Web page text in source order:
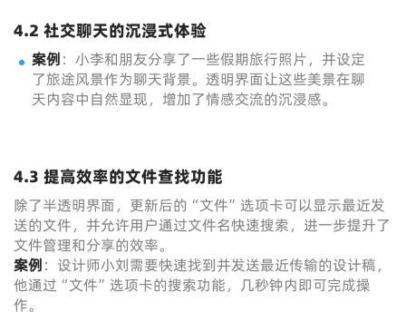
4.2 社交聊天的沉浸式体验
案例：小李和朋友分享了一些假期旅行照片，并设定
了旅途风景作为聊天背景。透明界面让这些美景在聊
天内容中自然显现，增加了情感交流的沉浸感。
4.3 提高效率的文件查找功能
除了半透明界面，更新后的“文件”选项卡可以显示最近发
送的文件，并允许用户通过文件名快速搜索，进一步提升了
文件管理和分享的效率。
案例：设计师小刘需要快速找到并发送最近传输的设计稿，
他通过“文件”选项卡的搜索功能，几秒钟内即可完成操
作。